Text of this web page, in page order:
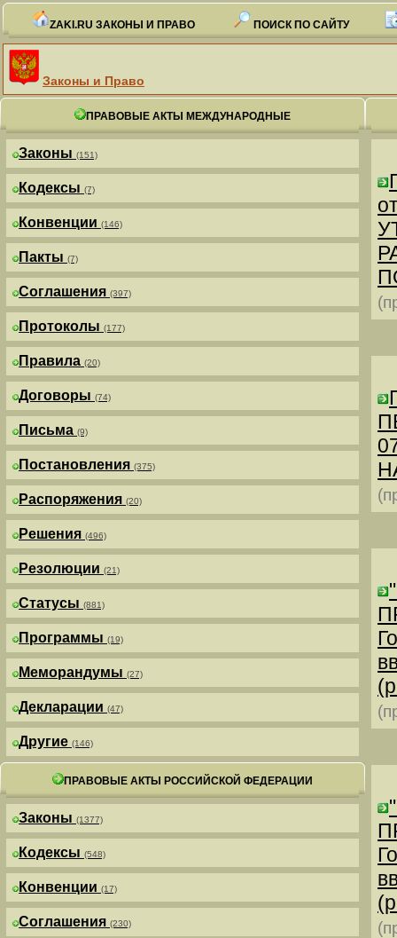
ZAKI.RU ЗАКОНЫ И ПРАВО ПОИСК ПО САЙТУ
Законы и Право
ПРАВОВЫЕ АКТЫ МЕЖДУНАРОДНЫЕ
Законы (151)
Кодексы (7)
Конвенции (146)
Пакты (7)
Соглашения (397)
Протоколы (177)
Правила (20)
Договоры (74)
Письма (9)
Постановления (375)
Распоряжения (20)
Решения (496)
Резолюции (21)
Статусы (881)
Программы (19)
Меморандумы (27)
Декларации (47)
Другие (146)
ПРАВОВЫЕ АКТЫ РОССИЙСКОЙ ФЕДЕРАЦИИ
Законы (1377)
Кодексы (548)
Конвенции (17)
Соглашения (230)